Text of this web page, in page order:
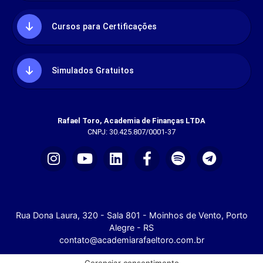
Cursos para Certificações
Simulados Gratuitos
Rafael Toro, Academia de Finanças LTDA
CNPJ: 30.425.807/0001-37
Rua Dona Laura, 320 - Sala 801 - Moinhos de Vento, Porto
Alegre - RS
contato@academiarafaeltoro.com.br